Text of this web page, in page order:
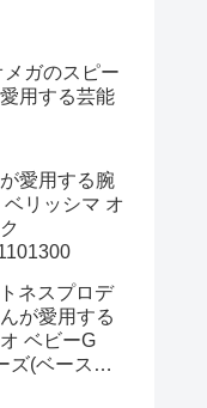
ガのスピー
用する芸能
愛用する腕
リッシマ オ
ネスプロデ
が愛用する
ベビーG
ズ(ベースモ